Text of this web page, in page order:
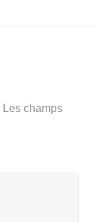
Les champs